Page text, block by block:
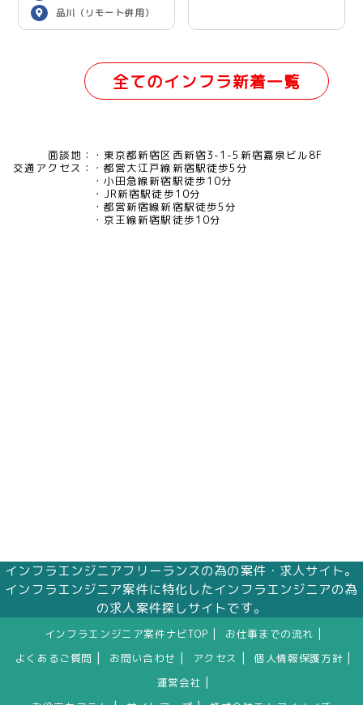
品川（リモート併用）
全てのインフラ新着一覧
面談地：
東京都新宿区西新宿3-1-5新宿嘉泉ビル8F
交通アクセス：
都営大江戸線新宿駅徒歩5分
小田急線新宿駅徒歩10分
JR新宿駅徒歩10分
都営新宿線新宿駅徒歩5分
京王線新宿駅徒歩10分
インフラエンジニアフリーランスの為の案件・求人サイト。
インフラエンジニア案件に特化したインフラエンジニアの為
の求人案件探しサイトです。
インフラエンジニア案件ナビTOP お仕事までの流れ
よくあるご質問 お問い合わせ アクセス 個人情報保護方針
運営会社